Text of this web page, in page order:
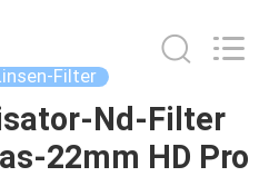
Filter
Nd-Filter
22mm HD Pro